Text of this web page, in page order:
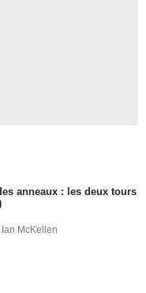
anneaux : les deux tours
McKellen